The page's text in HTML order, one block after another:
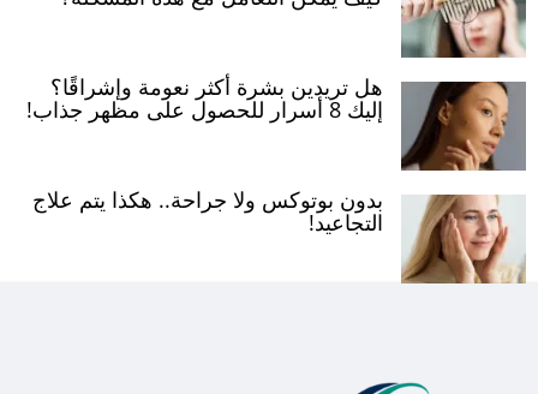
هل تريدين بشرة أكثر نعومة وإشراقًا؟
إليك 8 أسرار للحصول على مظهر جذاب!
بدون بوتوكس ولا جراحة.. هكذا يتم علاج
التجاعيد!